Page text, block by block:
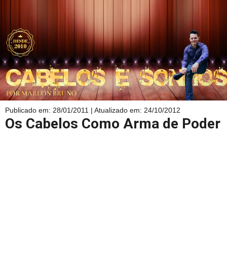
Publicado em: 28/01/2011 | Atualizado em: 24/10/2012
Os Cabelos Como Arma de Poder